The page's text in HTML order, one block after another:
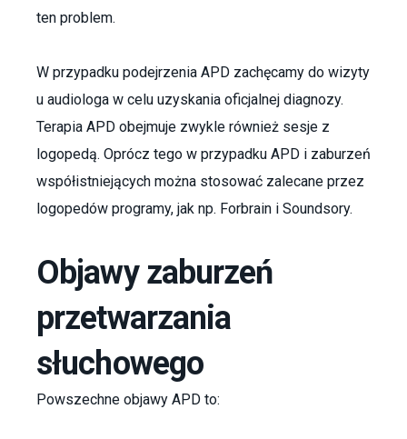
ten problem.
W przypadku podejrzenia APD zachęcamy do wizyty
u audiologa w celu uzyskania oficjalnej diagnozy.
Terapia APD obejmuje zwykle również sesje z
logopedą. Oprócz tego w przypadku APD i zaburzeń
współistniejących można stosować zalecane przez
logopedów programy, jak np. Forbrain i Soundsory.
Objawy zaburzeń
przetwarzania
słuchowego
Powszechne objawy APD to: